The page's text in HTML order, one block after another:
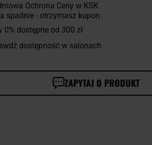
Ochrona Ceny w KSK
spadnie - otrzymasz kupon
0% dostępne od 300 zł
dostępność w salonach
ZAPYTAJ O PRODUKT